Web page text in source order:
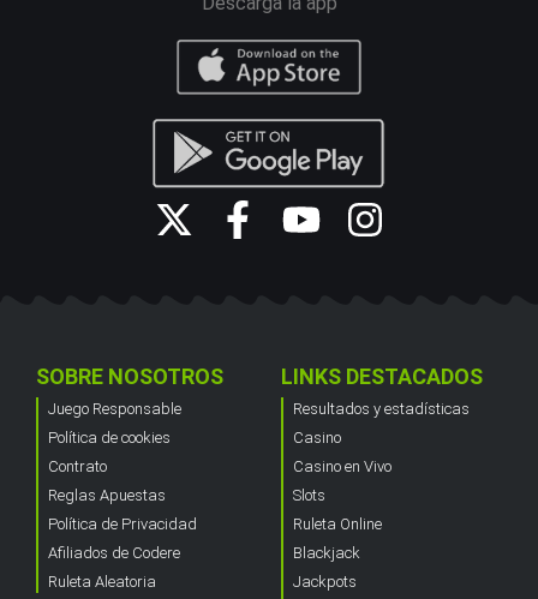
SOBRE NOSOTROS
Juego Responsable
Política de cookies
Contrato
Reglas Apuestas
Política de Privacidad
Afiliados de Codere
Ruleta Aleatoria
LINKS DESTACADOS
Resultados y estadísticas
Casino
Casino en Vivo
Slots
Ruleta Online
Blackjack
Jackpots